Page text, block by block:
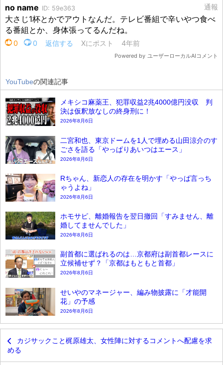
YouTubeの関連記事
メキシコ麻薬王、犯罪収益2兆4000億円没収 判
決は仮釈放なしの終身刑に！
2026年8月6日
二宮和也、東京ドームを1人で埋める山田涼介のす
ごさを語る「やっぱりあいつはエース」
2026年8月6日
Rちゃん、新恋人の存在を明かす「やっぱ言っち
ゃうよね」
2026年8月6日
ホモサピ、離婚報告を翌日撤回「すみません、離
婚してませんでした」
2026年8月6日
副首都に選ばれるのは…京都府は副首都レースに
立候補せず？「京都はもともと首都」
2026年8月6日
せいやのマネージャー、編み物披露に「才能開
花」の予感
2026年8月6日
カジサックこと梶原雄太、女性陣に対するコメントへ配慮を求
める